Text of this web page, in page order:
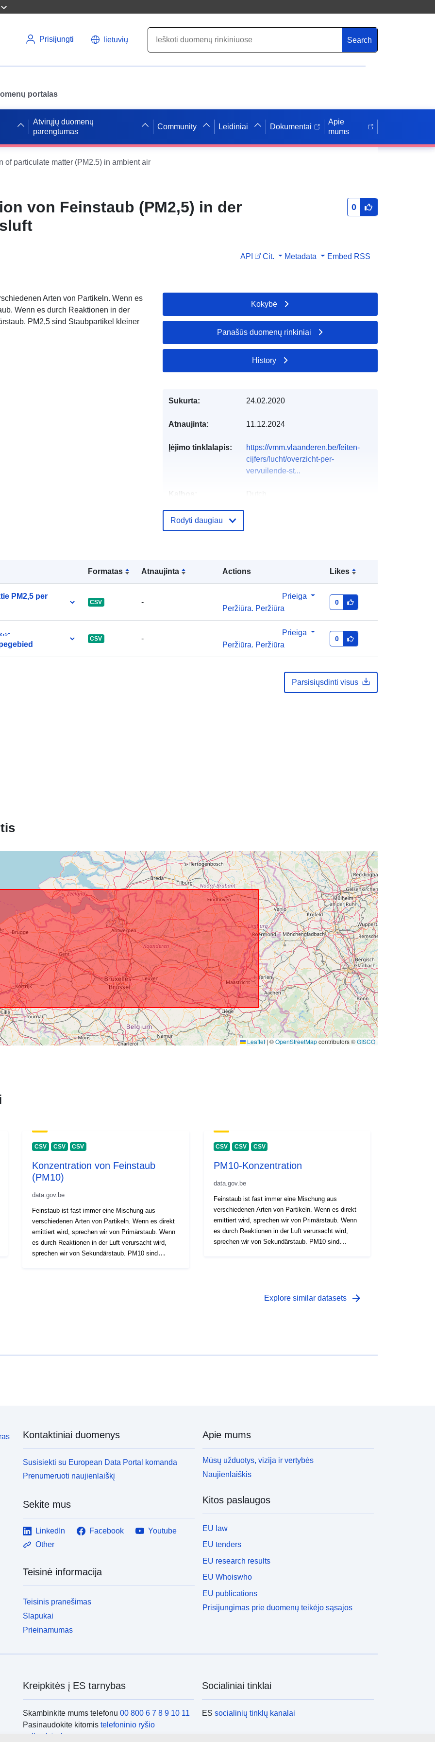
Prisijungti lietuvių Search
portalas
Atvirųjų duomenų
parengtumas
Community Leidiniai Dokumentai
Apie
mums
of particulate matter (PM2.5) in ambient air
von Feinstaub (PM2,5) in der
0
API Cit. Metadata Embed RSS
Arten von Partikeln. Wenn es
Wenn es durch Reaktionen in der
PM2,5 sind Staubpartikel kleiner
Formatas Atnaujinta Actions Likes
PM2,5 per
CSV -
Prieiga
Peržiūra. Peržiūra
0
CSV -
Prieiga
Peržiūra. Peržiūra
0
Parsisiųsdinti visus
Leaflet | ©OpenStreetMapcontributors ©GISCO
Kokybė
Panašūs duomenų rinkiniai
History
Sukurta: 24.02.2020
Atnaujinta: 11.12.2024
Įėjimo tinklalapis:
https://vmm.vlaanderen.be/feiten-
cijfers/lucht/overzicht-per-
vervuilende-st...
Kalbos: Dutch
Leidėjas:
Kontaktinis
Vlaamse Milieumaatschappij
https://vmm.vlaanderen.be
Katalogo įrašas: Pridėta prie duomenų.europa.eu: 28 July 2026
Atnaujinta informacija apie duomenis.europa.eu:
29 July 2026
Koordinatės: [ [ 2.54, 51.51 ], [ 5.92,
[ 2.54, 51.51 ] ]
Rodyti daugiau
CSV CSV CSV
Konzentration von Feinstaub
(PM10)
data.gov.be
Feinstaub ist fast immer eine Mischung aus
verschiedenen Arten von Partikeln. Wenn es direkt
emittiert wird, sprechen wir von Primärstaub. Wenn
es durch Reaktionen in der Luft verursacht wird,
sprechen wir von Sekundärstaub. PM10 sind
CSV CSV CSV
PM10-Konzentration
data.gov.be
Feinstaub ist fast immer eine Mischung aus
verschiedenen Arten von Partikeln. Wenn es direkt
emittiert wird, sprechen wir von Primärstaub. Wenn
es durch Reaktionen in der Luft verursacht wird,
sprechen wir von Sekundärstaub. PM10 sind
Explore similar datasets arrow_forward
Kontaktiniai duomenys
Susisiekti su European Data Portal komanda
Prenumeruoti naujienlaiškį
Sekite mus
LinkedIn Facebook
Youtube
Other
Teisinė informacija
Teisinis pranešimas
Slapukai
Prieinamumas
Apie mums
Mūsų užduotys, vizija ir vertybės
Naujienlaiškis
Kitos paslaugos
EU law
EU tenders
EU research results
EU Whoiswho
EU publications
Prisijungimas prie duomenų teikėjo sąsajos
Kreipkitės į ES tarnybas
Skambinkite mums telefonu 00 800 6 7 8 9 10 11
Pasinaudokite kitomis telefoninio ryšio
galimybėmis
Socialiniai tinklai
ESsocialinių tinklų kanalai